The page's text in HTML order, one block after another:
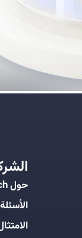
حول CG FinTech